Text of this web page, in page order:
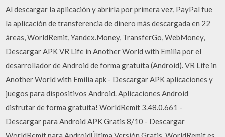
Al descargar la aplicación y abrirla por primera vez, PayPal fue
la aplicación de transferencia de dinero más descargada en 22
áreas, WorldRemit, Yandex.Money, TransferGo, WebMoney,
Descargar APK VR Life in Another World with Emilia por el
desarrollador de Android de forma gratuita (Android). VR Life in
Another World with Emilia apk - Descargar APK aplicaciones y
juegos para dispositivos Android. Aplicaciones Android
disfrutar de forma gratuita! WorldRemit 3.48.0.661 -
Descargar para Android APK Gratis 8/10 - Descargar